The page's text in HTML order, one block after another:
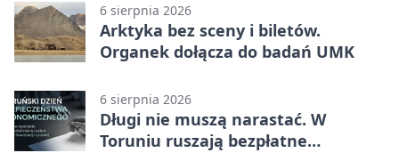
6 sierpnia 2026
Arktyka bez sceny i biletów.
Organek dołącza do badań UMK
6 sierpnia 2026
Długi nie muszą narastać. W
Toruniu ruszają bezpłatne